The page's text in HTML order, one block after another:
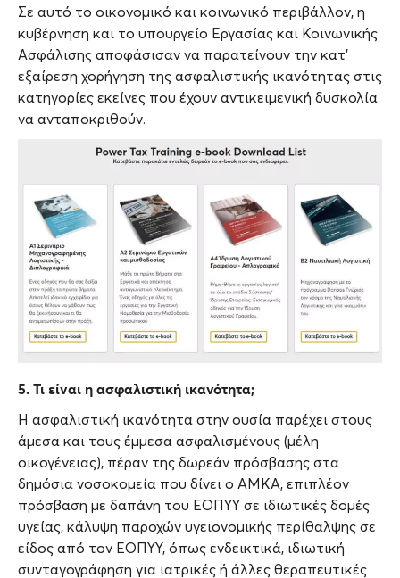
Σε αυτό το οικονομικό και κοινωνικό περιβάλλον, η
κυβέρνηση και το υπουργείο Εργασίας και Κοινωνικής
Ασφάλισης αποφάσισαν να παρατείνουν την κατ’
εξαίρεση χορήγηση της ασφαλιστικής ικανότητας στις
κατηγορίες εκείνες που έχουν αντικειμενική δυσκολία
να ανταποκριθούν.
5. Τι είναι η ασφαλιστική ικανότητα;
Η ασφαλιστική ικανότητα στην ουσία παρέχει στους
άμεσα και τους έμμεσα ασφαλισμένους (μέλη
οικογένειας), πέραν της δωρεάν πρόσβασης στα
δημόσια νοσοκομεία που δίνει ο ΑΜΚΑ, επιπλέον
πρόσβαση με δαπάνη του ΕΟΠΥΥ σε ιδιωτικές δομές
υγείας, κάλυψη παροχών υγειονομικής περίθαλψης σε
είδος από τον ΕΟΠΥΥ, όπως ενδεικτικά, ιδιωτική
συνταγογράφηση για ιατρικές ή άλλες θεραπευτικές